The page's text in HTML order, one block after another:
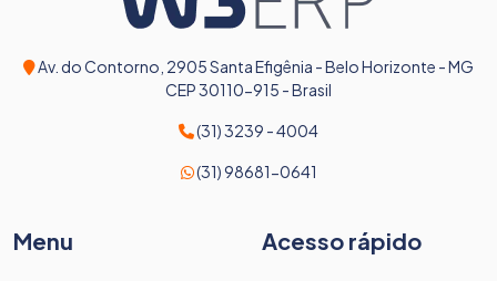
Av. do Contorno, 2905 Santa Efigênia - Belo Horizonte - MG
CEP 30110-915 - Brasil
(31) 3239 - 4004
(31) 98681-0641
Menu Acesso rápido